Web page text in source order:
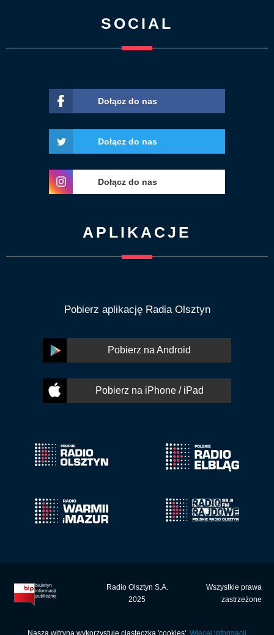
SOCIAL
Dołącz do nas
Dołącz do nas
Dołącz do nas
APLIKACJE
Pobierz aplikację Radia Olsztyn
Pobierz na Android
Pobierz na iPhone / iPad
Radio Olsztyn S.A.
2025
Wszystkie prawa
zastrzeżone
Nasza witryna wykorzystuje ciasteczka 'cookies'. Więcej informacji